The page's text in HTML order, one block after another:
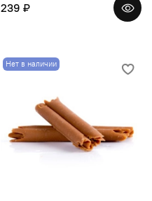
239 ₽
Нет в наличии